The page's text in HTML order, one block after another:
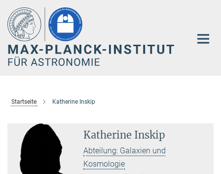
Hauptinhalt
Startseite Katherine Inskip
Katherine Inskip
Abteilung: Galaxien und
Kosmologie